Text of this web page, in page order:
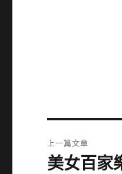
章
上一篇文章
上
美女百家